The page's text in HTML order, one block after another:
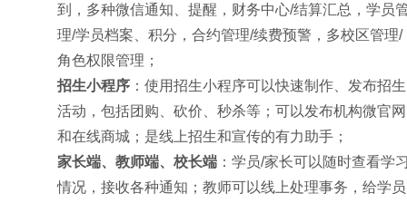
到，多种微信通知、提醒，财务中心/结算汇总，学员
理/学员档案、积分，合约管理/续费预警，多校区管理/
角色权限管理；
招生小程序 ：使用招生小程序可以快速制作、发布招生
活动，包括团购、砍价、秒杀等；可以发布机构微官网
和在线商城；是线上招生和宣传的有力助手；
家长端、教师端、校长端 ：学员/家长可以随时查看学
情况，接收各种通知；教师可以线上处理事务，给学员